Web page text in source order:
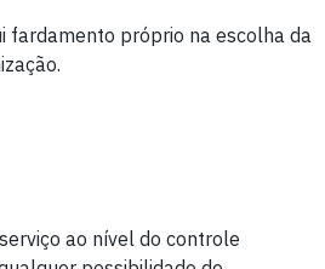
fardamento próprio na escolha da
ao nível do controle